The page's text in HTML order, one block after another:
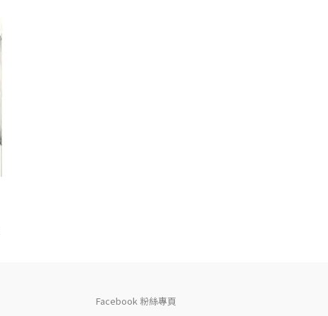
Facebook 粉絲專頁